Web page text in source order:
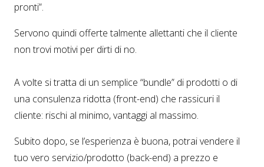
pronti”.
Servono quindi offerte talmente allettanti che il cliente
non trovi motivi per dirti di no.
A volte si tratta di un semplice “bundle” di prodotti o di
una consulenza ridotta (front-end) che rassicuri il
cliente: rischi al minimo, vantaggi al massimo.
Subito dopo, se l’esperienza è buona, potrai vendere il
tuo vero servizio/prodotto (back-end) a prezzo e